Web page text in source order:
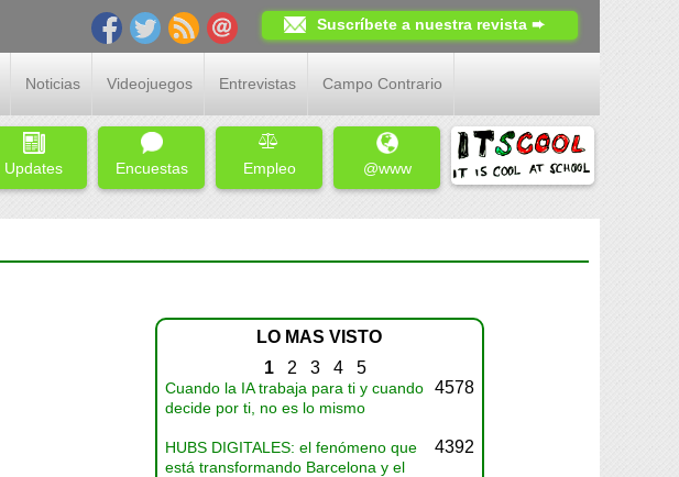
Suscríbete a nuestra revista ➨
Noticias Videojuegos Entrevistas Campo Contrario
Updates Encuestas Empleo @www
LO MAS VISTO
1 2 3 4 5
Cuando la IA trabaja para ti y cuando
decide por ti, no es lo mismo
4578
HUBS DIGITALES: el fenómeno que
está transformando Barcelona y el
4392